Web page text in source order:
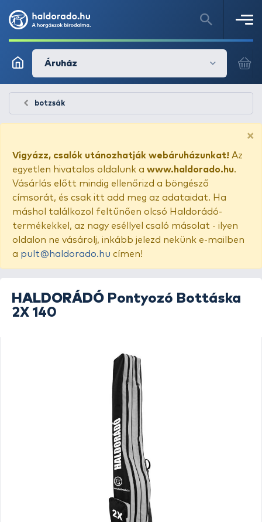
Áruház
botzsák
×
Vigyázz, csalók utánozhatják webáruházunkat! Az
egyetlen hivatalos oldalunk a www.haldorado.hu.
Vásárlás előtt mindig ellenőrizd a böngésző
címsorát, és csak itt add meg az adataidat. Ha
máshol találkozol feltűnően olcsó Haldorádó-
termékekkel, az nagy eséllyel csaló másolat - ilyen
oldalon ne vásárolj, inkább jelezd nekünk e-mailben
a pult@haldorado.hu címen!
HALDORÁDÓ Pontyozó Bottáska
2X 140